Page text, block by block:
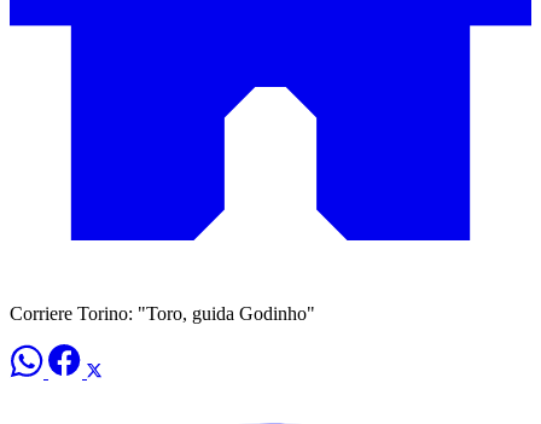
Corriere Torino: "Toro, guida Godinho"